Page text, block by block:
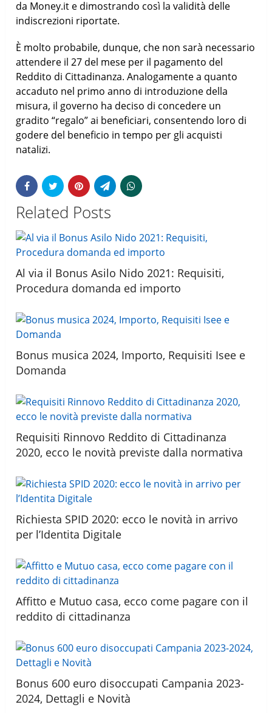
da Money.it e dimostrando così la validità delle
indiscrezioni riportate.
È molto probabile, dunque, che non sarà necessario
attendere il 27 del mese per il pagamento del
Reddito di Cittadinanza. Analogamente a quanto
accaduto nel primo anno di introduzione della
misura, il governo ha deciso di concedere un
gradito “regalo” ai beneficiari, consentendo loro di
godere del beneficio in tempo per gli acquisti
natalizi.
Related Posts
Al via il Bonus Asilo Nido 2021: Requisiti,
Procedura domanda ed importo
Bonus musica 2024, Importo, Requisiti Isee e
Domanda
Requisiti Rinnovo Reddito di Cittadinanza
2020, ecco le novità previste dalla normativa
Richiesta SPID 2020: ecco le novità in arrivo
per l’Identita Digitale
Affitto e Mutuo casa, ecco come pagare con il
reddito di cittadinanza
Bonus 600 euro disoccupati Campania 2023-
2024, Dettagli e Novità